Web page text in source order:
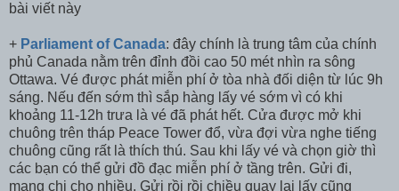
bài viết này
+ Parliament of Canada: đây chính là trung tâm của chính
phủ Canada nằm trên đỉnh đồi cao 50 mét nhìn ra sông
Ottawa. Vé được phát miễn phí ở tòa nhà đối diện từ lúc 9h
sáng. Nếu đến sớm thì sắp hàng lấy vé sớm vì có khi
khoảng 11-12h trưa là vé đã phát hết. Cửa được mở khi
chuông trên tháp Peace Tower đổ, vừa đợi vừa nghe tiếng
chuông cũng rất là thích thú. Sau khi lấy vé và chọn giờ thì
các bạn có thể gửi đồ đạc miễn phí ở tầng trên. Gửi đi,
mang chi cho nhiều. Gửi rồi rồi chiều quay lại lấy cũng